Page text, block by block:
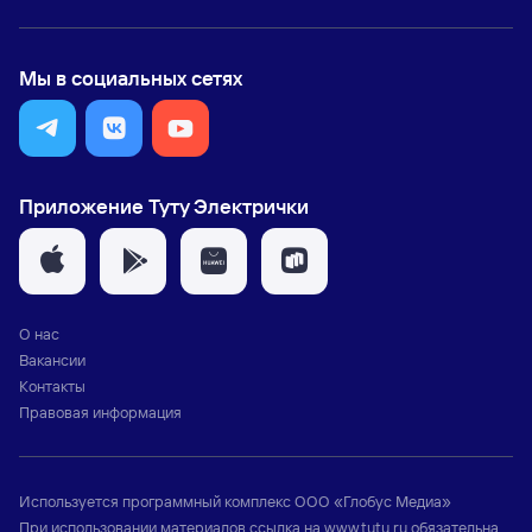
Мы в социальных сетях
Приложение Туту Электрички
О нас
Вакансии
Контакты
Правовая информация
Используется программный комплексООО «Глобус Медиа»
При использовании материалов ссылка на www.tutu.ruобязательна